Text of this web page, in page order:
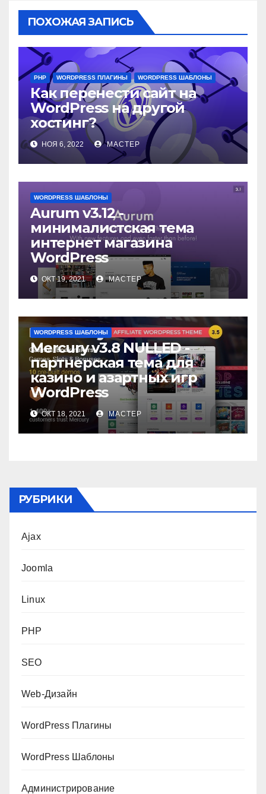
ПОХОЖАЯ ЗАПИСЬ
PHP WORDPRESS ПЛАГИНЫ WORDPRESS ШАБЛОНЫ
Как перенести сайт на
WordPress на другой
хостинг?
НОЯ 6, 2022 МАСТЕР
WORDPRESS ШАБЛОНЫ
Aurum v3.12 -
минималистская тема
интернет магазина
WordPress
ОКТ 19, 2021 МАСТЕР
WORDPRESS ШАБЛОНЫ
Mercury v3.8 NULLED -
партнерская тема для
казино и азартных игр
WordPress
ОКТ 18, 2021 МАСТЕР
РУБРИКИ
Ajax
Joomla
Linux
PHP
SEO
Web-Дизайн
WordPress Плагины
WordPress Шаблоны
Администрирование